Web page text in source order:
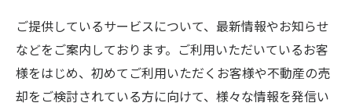
ご提供しているサービスについて、最新情報やお知らせ
などをご案内しております。ご利用いただいているお客
様をはじめ、初めてご利用いただくお客様や不動産の売
却をご検討されている方に向けて、様々な情報を発信い